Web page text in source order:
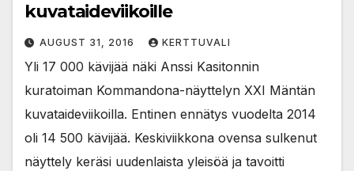
kuvataideviikoille
AUGUST 31, 2016 KERTTUVALI
Yli 17 000 kävijää näki Anssi Kasitonnin
kuratoiman Kommandona-näyttelyn XXI Mäntän
kuvataideviikoilla. Entinen ennätys vuodelta 2014
oli 14 500 kävijää. Keskiviikkona ovensa sulkenut
näyttely keräsi uudenlaista yleisöä ja tavoitti